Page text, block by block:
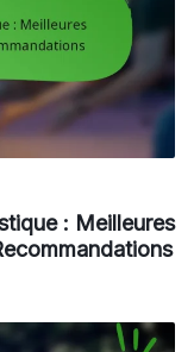
: Meilleures